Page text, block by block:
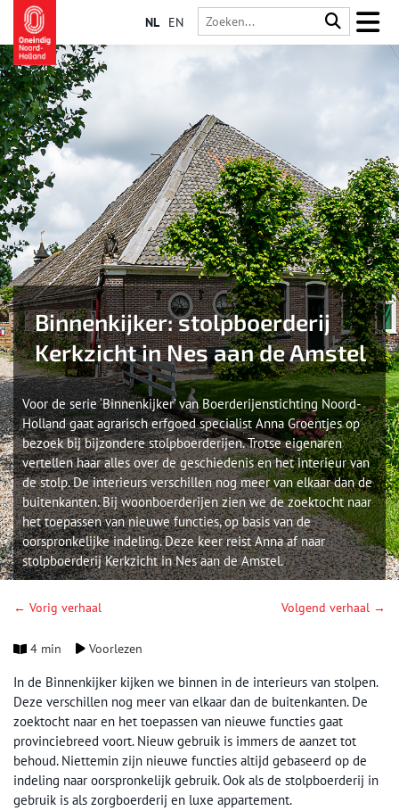
NL EN
Binnenkijker: stolpboerderij
Kerkzicht in Nes aan de Amstel
Voor de serie ‘Binnenkijker’ van Boerderijenstichting Noord-
Holland gaat agrarisch erfgoed specialist Anna Groentjes op
bezoek bij bijzondere stolpboerderijen. Trotse eigenaren
vertellen haar alles over de geschiedenis en het interieur van
de stolp. De interieurs verschillen nog meer van elkaar dan de
buitenkanten. Bij woonboerderijen zien we de zoektocht naar
het toepassen van nieuwe functies, op basis van de
oorspronkelijke indeling. Deze keer reist Anna af naar
stolpboerderij Kerkzicht in Nes aan de Amstel.
← Vorig verhaal Volgend verhaal →
4 min Voorlezen
In de Binnenkijker kijken we binnen in de interieurs van stolpen.
Deze verschillen nog meer van elkaar dan de buitenkanten. De
zoektocht naar en het toepassen van nieuwe functies gaat
provinciebreed voort. Nieuw gebruik is immers de aanzet tot
behoud. Niettemin zijn nieuwe functies altijd gebaseerd op de
indeling naar oorspronkelijk gebruik. Ook als de stolpboerderij in
gebruik is als zorgboerderij en luxe appartement.